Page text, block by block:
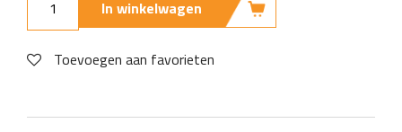
In winkelwagen
Toevoegen aan favorieten